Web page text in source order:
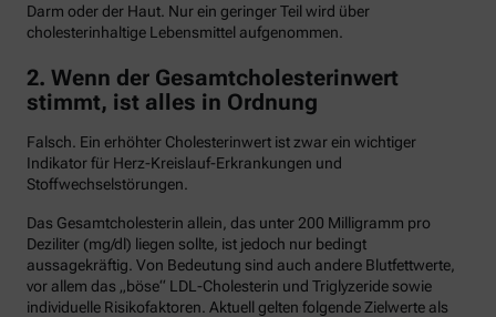
Darm oder der Haut. Nur ein geringer Teil wird über
cholesterinhaltige Lebensmittel aufgenommen.
2. Wenn der Gesamtcholesterinwert
stimmt, ist alles in Ordnung
Falsch. Ein erhöhter Cholesterinwert ist zwar ein wichtiger
Indikator für Herz-Kreislauf-Erkrankungen und
Stoffwechselstörungen.
Das Gesamtcholesterin allein, das unter 200 Milligramm pro
Deziliter (mg/dl) liegen sollte, ist jedoch nur bedingt
aussagekräftig. Von Bedeutung sind auch andere Blutfettwerte,
vor allem das „böse“ LDL-Cholesterin und Triglyzeride sowie
individuelle Risikofaktoren. Aktuell gelten folgende Zielwerte als